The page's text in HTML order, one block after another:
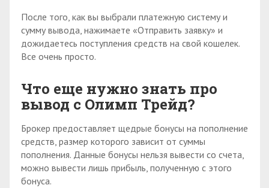
После того, как вы выбрали платежную систему и
сумму вывода, нажимаете «Отправить заявку» и
дожидаетесь поступления средств на свой кошелек.
Все очень просто.
Что еще нужно знать про
вывод с Олимп Трейд?
Брокер предоставляет щедрые бонусы на пополнение
средств, размер которого зависит от суммы
пополнения. Данные бонусы нельзя вывести со счета,
можно вывести лишь прибыль, полученную с этого
бонуса.